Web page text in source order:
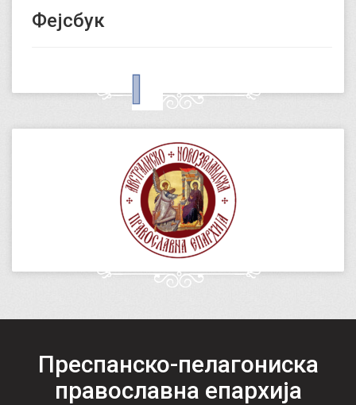
Фејсбук
Преспанско-пелагониска
православна епархија